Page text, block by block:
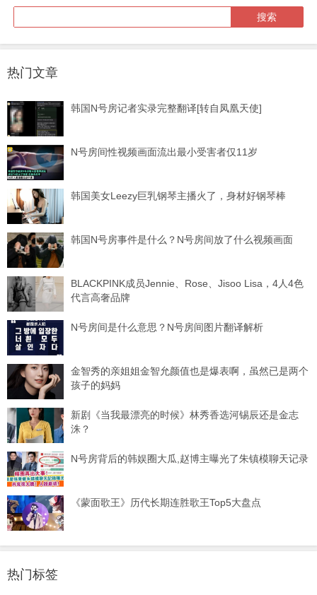
热门文章
韩国N号房记者实录完整翻译[转自凤凰天使]
N号房间性视频画面流出最小受害者仅11岁
韩国美女Leezy巨乳钢琴主播火了，身材好钢琴棒
韩国N号房事件是什么？N号房间放了什么视频画面
BLACKPINK成员Jennie、Rose、Jisoo Lisa，4人4色
代言高奢品牌
N号房间是什么意思？N号房间图片翻译解析
金智秀的亲姐姐金智允颜值也是爆表啊，虽然已是两个
孩子的妈妈
新剧《当我最漂亮的时候》林秀香选河锡辰还是金志
洙？
N号房背后的韩娱圈大瓜,赵博主曝光了朱镇模聊天记录
《蒙面歌王》历代长期连胜歌王Top5大盘点
热门标签